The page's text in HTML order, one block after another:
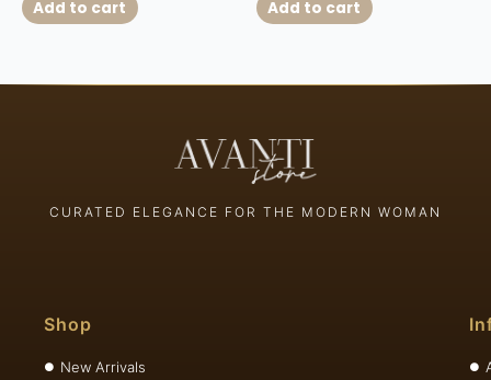
Add to cart Add to cart
CURATED ELEGANCE FOR THE MODERN WOMAN
Shop
New Arrivals